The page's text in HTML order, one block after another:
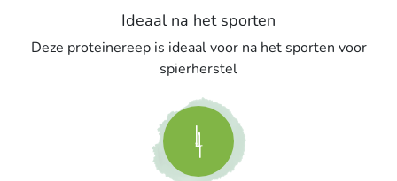
Ideaal na het sporten
Deze proteinereep is ideaal voor na het sporten voor
spierherstel
4